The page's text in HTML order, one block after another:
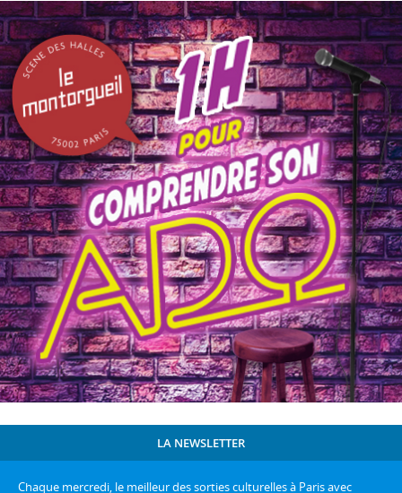
LA NEWSLETTER
Chaque mercredi, le meilleur des sorties culturelles à Paris avec